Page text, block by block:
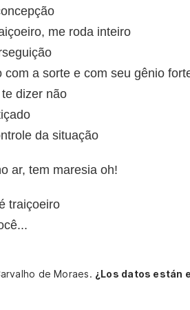
me roda inteiro
com a sorte e com seu gênio
dizer não
da situação
ar, tem maresia oh!
traiçoeiro
de Moraes. ¿Los datos están